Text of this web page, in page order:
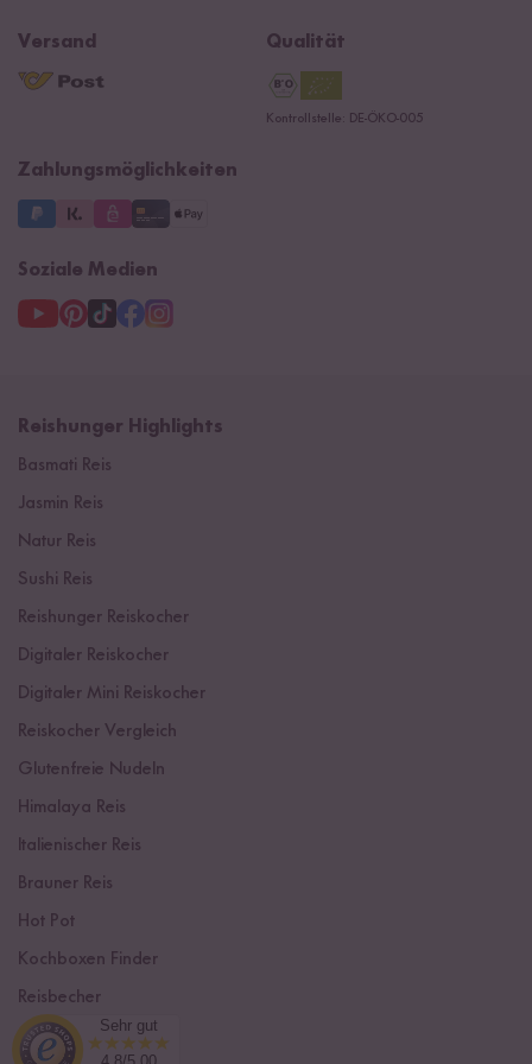
Kontaktformular
Navacopah
Reishunger Gutscheine
B2B
Versand Qualität
Kontrollstelle: DE-ÖKO-005
Zahlungsmöglichkeiten
Soziale Medien
Reishunger Highlights
Basmati Reis
Jasmin Reis
Natur Reis
Sushi Reis
Reishunger Reiskocher
Digitaler Reiskocher
Digitaler Mini Reiskocher
Reiskocher Vergleich
Glutenfreie Nudeln
Himalaya Reis
Italienischer Reis
Brauner Reis
Hot Pot
Kochboxen Finder
Reisbecher
Sushi Einsteiger Box
Sehr gut